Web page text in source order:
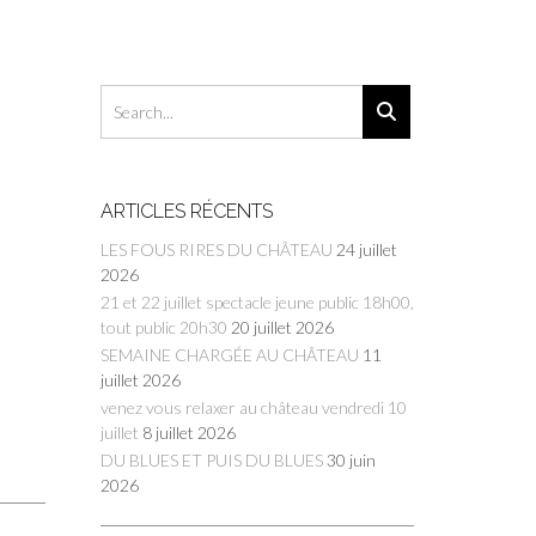
ARTICLES RÉCENTS
LES FOUS RIRES DU CHÂTEAU 24 juillet
2026
21 et 22 juillet spectacle jeune public 18h00,
tout public 20h30 20 juillet 2026
SEMAINE CHARGÉE AU CHÂTEAU 11
juillet 2026
venez vous relaxer au château vendredi 10
juillet 8 juillet 2026
DU BLUES ET PUIS DU BLUES30 juin
2026